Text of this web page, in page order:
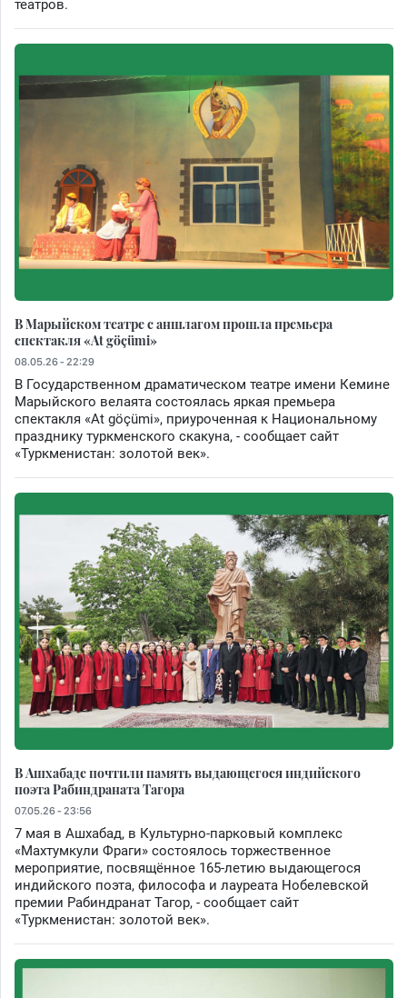
театров.
В Марыйском театре с аншлагом прошла премьера
спектакля «At göçümi»
08.05.26 - 22:29
В Государственном драматическом театре имени Кемине
Марыйского велаята состоялась яркая премьера
спектакля «At göçümi», приуроченная к Национальному
празднику туркменского скакуна, - сообщает сайт
«Туркменистан: золотой век».
В Ашхабаде почтили память выдающегося индийского
поэта Рабиндраната Тагора
07.05.26 - 23:56
7 мая в Ашхабад, в Культурно-парковый комплекс
«Махтумкули Фраги» состоялось торжественное
мероприятие, посвящённое 165-летию выдающегося
индийского поэта, философа и лауреата Нобелевской
премии Рабиндранат Тагор, - сообщает сайт
«Туркменистан: золотой век».